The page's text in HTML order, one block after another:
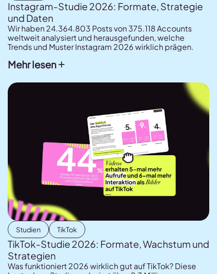
Instagram-Studie 2026: Formate, Strategie
und Daten
Wir haben 24.364.803 Posts von 375.118 Accounts
weltweit analysiert und herausgefunden, welche
Trends und Muster Instagram 2026 wirklich prägen.
Mehr lesen
Studien TikTok
TikTok-Studie 2026: Formate, Wachstum und
Strategien
Was funktioniert 2026 wirklich gut auf TikTok? Diese